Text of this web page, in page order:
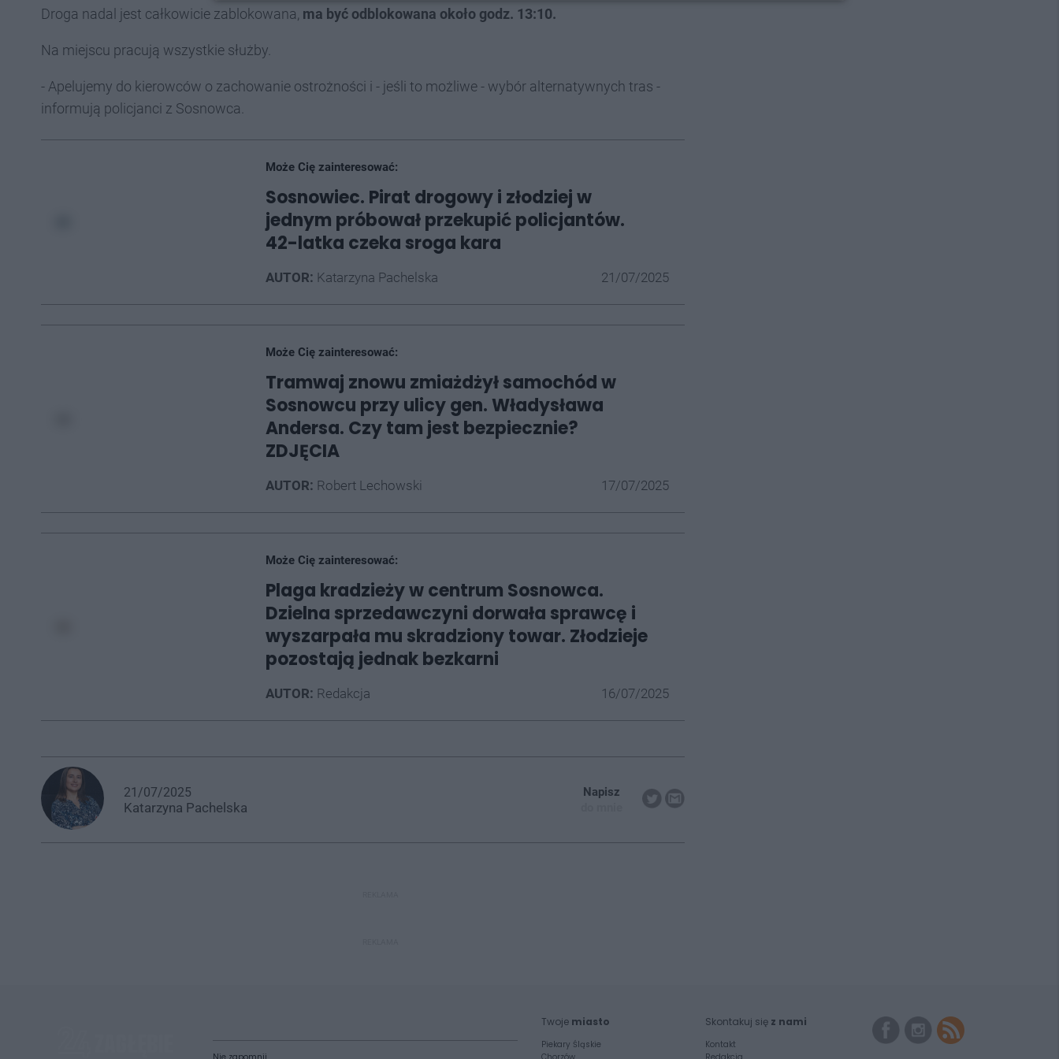
Droga nadal jest całkowicie zablokowana, ma być odblokowana około godz. 13:10.
Na miejscu pracują wszystkie służby.
- Apelujemy do kierowców o zachowanie ostrożności i - jeśli to możliwe - wybór alternatywnych tras -
informują policjanci z Sosnowca.
Może Cię zainteresować:
Sosnowiec. Pirat drogowy i złodziej w
jednym próbował przekupić policjantów.
42-latka czeka sroga kara
AUTOR: Katarzyna Pachelska 21/07/2025
Może Cię zainteresować:
Tramwaj znowu zmiażdżył samochód w
Sosnowcu przy ulicy gen. Władysława
Andersa. Czy tam jest bezpiecznie?
ZDJĘCIA
AUTOR: Robert Lechowski 17/07/2025
Może Cię zainteresować:
Plaga kradzieży w centrum Sosnowca.
Dzielna sprzedawczyni dorwała sprawcę i
wyszarpała mu skradziony towar. Złodzieje
pozostają jednak bezkarni
AUTOR: Redakcja 16/07/2025
21/07/2025
Katarzyna Pachelska
Napisz
Twoje miasto
Piekary Śląskie
Skontakuj się z nami
Kontakt